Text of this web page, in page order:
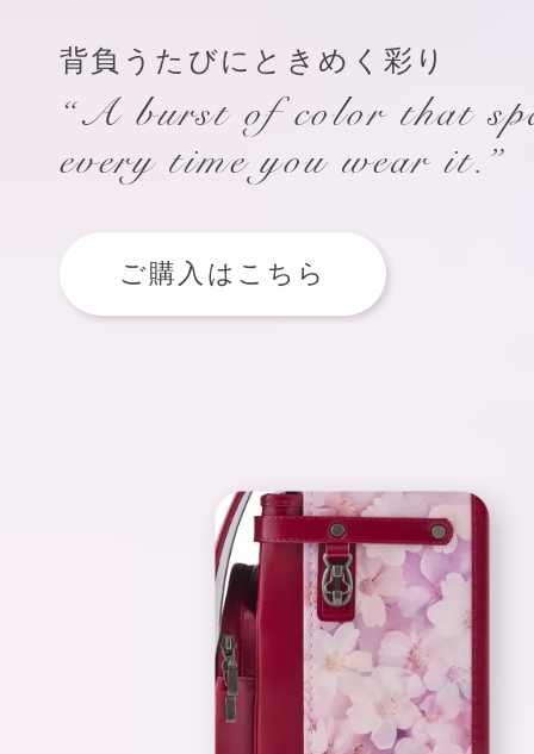
背負うたびにときめく彩り
“A burst of color that
every time you wear it.”
ご購入はこちら